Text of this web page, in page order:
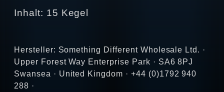
Inhalt: 15 Kegel
Hersteller: Something Different Wholesale Ltd. ·
Upper Forest Way Enterprise Park · SA6 8PJ
Swansea · United Kingdom · +44 (0)1792 940
288 ·